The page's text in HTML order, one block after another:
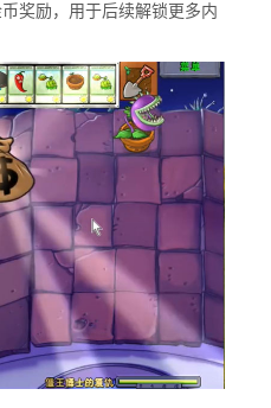
奖励，用于后续解锁更多内